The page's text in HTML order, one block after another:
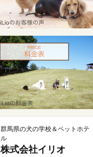
群馬県の犬の学校＆ペットホテ
ル
株式会社イリオ